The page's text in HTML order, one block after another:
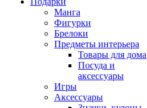
Манга
Фигурки
Брелоки
Предметы интерьера
Товары для дома
Посуда и
аксессуары
Игры
Аксессуары